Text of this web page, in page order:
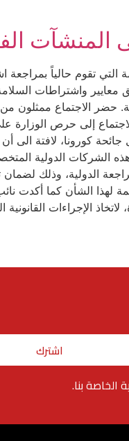
تقوم حالياً بمراجعة
واشتراطات
حضر الاجتماع ممثلون من
إلى حرص الوزارة
كورونا، لافتة الى أن
الشركات الدولية
الدولية، وذلك
لهذا الشأن كما أكدت
الإجراءات
اشترك
بنا.